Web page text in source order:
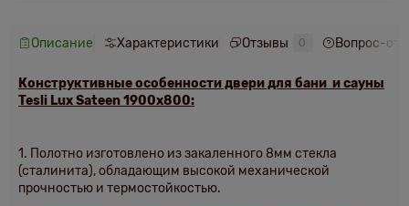
Описание Характеристики Отзывы 0 Вопрос-
Конструктивные особенности двери для бани и сауны
Tesli Lux Sateen 1900х800:
1. Полотно изготовлено из закаленного 8мм стекла
(сталинита), обладающим высокой механической
прочностью и термостойкостью.